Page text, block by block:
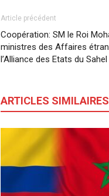
Article précédent
Coopération: SM le Roi
ministres des Affaires
l’Alliance des Etats du Sahel
ARTICLES SIMILAIRES